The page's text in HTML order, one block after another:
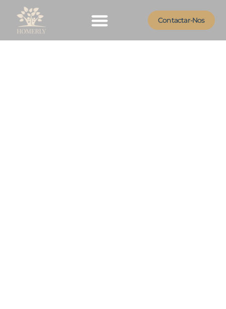
Contactar-Nos